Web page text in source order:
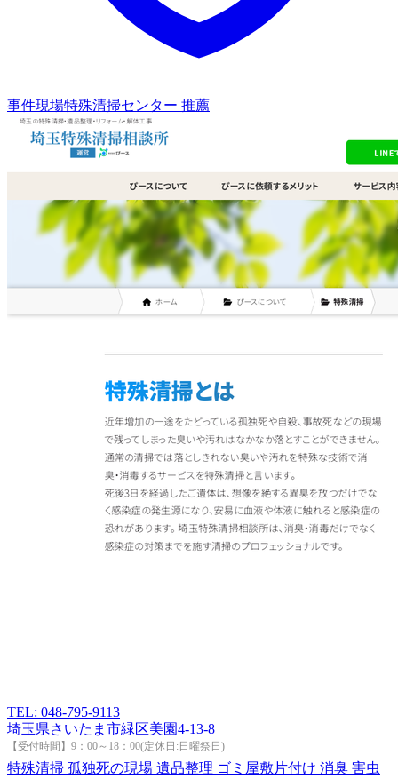
事件現場特殊清掃センター 推薦
TEL: 048-795-9113
埼玉県さいたま市緑区美園4-13-8
【受付時間】9：00～18：00(定休日:日曜祭日)
特殊清掃 孤独死の現場 遺品整理 ゴミ屋敷片付け 消臭 害虫